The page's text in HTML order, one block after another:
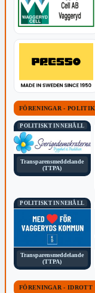
FÖRENINGAR - POLITIK
POLITISKT INNEHÅLL
Transparensmeddelande
(TTPA)
POLITISKT INNEHÅLL
Transparensmeddelande
(TTPA)
FÖRENINGAR - IDROTT